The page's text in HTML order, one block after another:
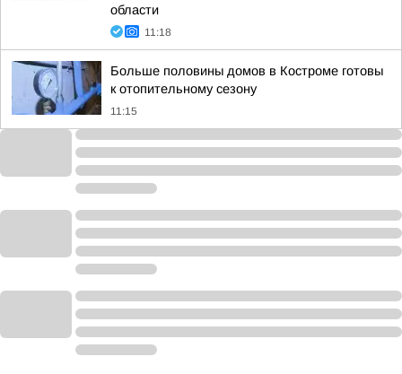
области
11:18
Больше половины домов в Костроме готовы
к отопительному сезону
11:15